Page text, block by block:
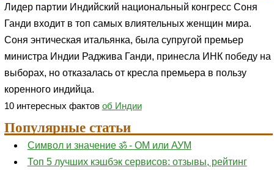
Лидер партии Индийский национальный конгресс Соня
Ганди входит в топ самых влиятельных женщин мира.
Соня энтическая итальянка, была супругой премьер
министра Индии Раджива Ганди, принесла ИНК победу на
выборах, но отказалась от кресла премьера в пользу
коренного индийца.
10 интересных фактов об Индии
Популярные статьи
Символ и значение ॐ - ОМ или АУМ
Топ 5 лучших кэшбэк сервисов: отзывы, рейтинг